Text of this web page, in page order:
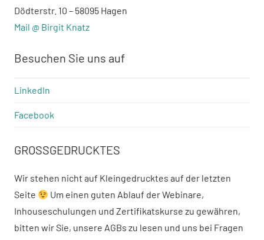
Dödterstr. 10 – 58095 Hagen
Mail @ Birgit Knatz
Besuchen Sie uns auf
LinkedIn
Facebook
GROSSGEDRUCKTES
Wir stehen nicht auf Kleingedrucktes auf der letzten
Seite
Um einen guten Ablauf der Webinare,
Inhouseschulungen und Zertifikatskurse zu gewähren,
bitten wir Sie, unsere AGBs zu lesen und uns bei Fragen